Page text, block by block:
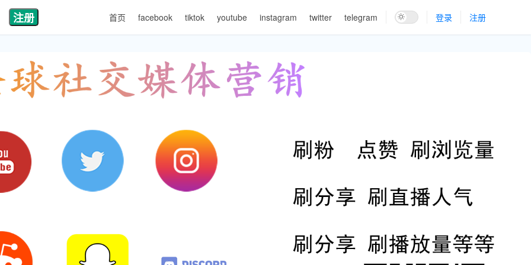
注册 首页 facebook tiktok youtube instagram twitter telegram 登录 注册